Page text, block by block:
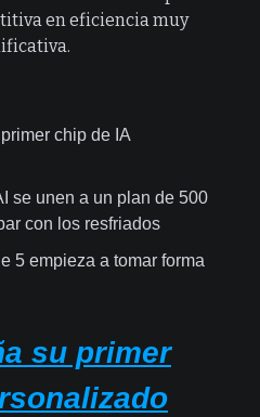
en eficiencia muy
chip de IA
se unen a un plan de 500
con los resfriados
5 empieza a tomar forma
su primer